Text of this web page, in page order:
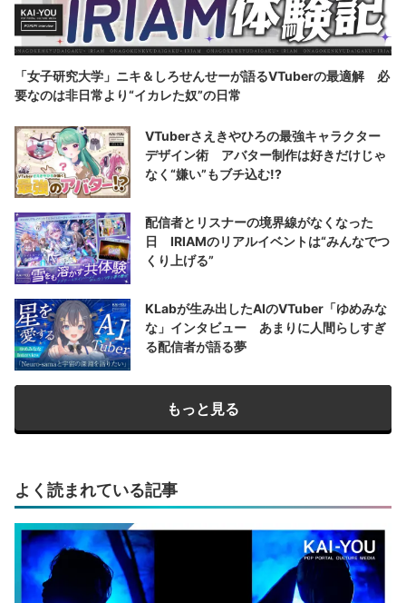
「女子研究大学」ニキ＆しろせんせーが語るVTuberの最適解 必
要なのは非日常より“イカレた奴”の日常
VTuberさえきやひろの最強キャラクター
デザイン術 アバター制作は好きだけじゃ
なく“嫌い”もブチ込む!?
配信者とリスナーの境界線がなくなった
日 IRIAMのリアルイベントは“みんなでつ
くり上げる”
KLabが生み出したAIのVTuber「ゆめみな
な」インタビュー あまりに人間らしすぎ
る配信者が語る夢
もっと見る
よく読まれている記事